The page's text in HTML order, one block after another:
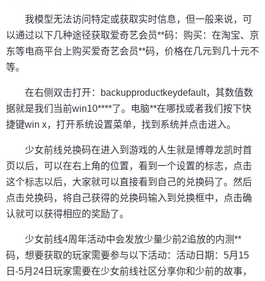
我模型无法访问特定或获取实时信息，但一般来说，可
以通过以下几种途径获取爱奇艺会员**码：购买：在淘宝、京
东等电商平台上购买爱奇艺会员**码，价格在几元到几十元不
等。
在右侧双击打开：backupproductkeydefault，其数值数
据就是我们当前win10****了。电脑**在哪找或者我们按下快
捷键win x，打开系统设置菜单，找到系统并点击进入。
少女前线兑换码在进入到游戏的人生就是博尊龙凯时首
页以后，可以在右上角的位置，看到一个设置的标志，点击
这个标志以后，大家就可以直接看到自己的兑换码了。然后
点击兑换码，将自己获得的兑换码输入到兑换框中，点击确
认就可以获得相应的奖励了。
少女前线4周年活动中会发放少量少前2追放的内测**
码，想要获取的玩家需要参与以下活动：活动日期：5月15
日-5月24日玩家需要在少女前线社区分享你和少前的故事，